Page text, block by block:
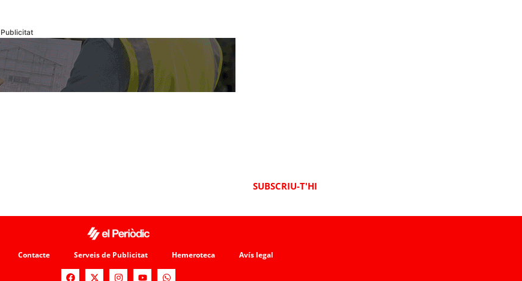
Publicitat
SUBSCRIU-T'HI
Contacte Serveis de Publicitat Hemeroteca Avís legal